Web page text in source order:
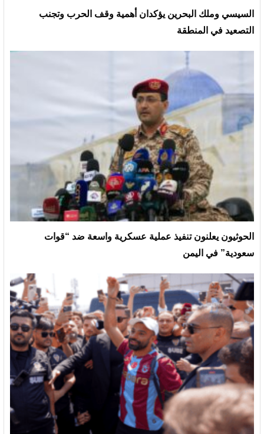
السيسي وملك البحرين يؤكدان أهمية وقف الحرب وتجنب
التصعيد في المنطقة
الحوثيون يعلنون تنفيذ عملية عسكرية واسعة ضد “قوات
سعودية” في اليمن